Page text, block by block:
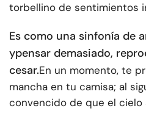
torbellino de sentimientos
Es como una sinfonía de
ypensar demasiado,
cesar.En un momento, te
mancha en tu camisa; al
convencido de que el cielo